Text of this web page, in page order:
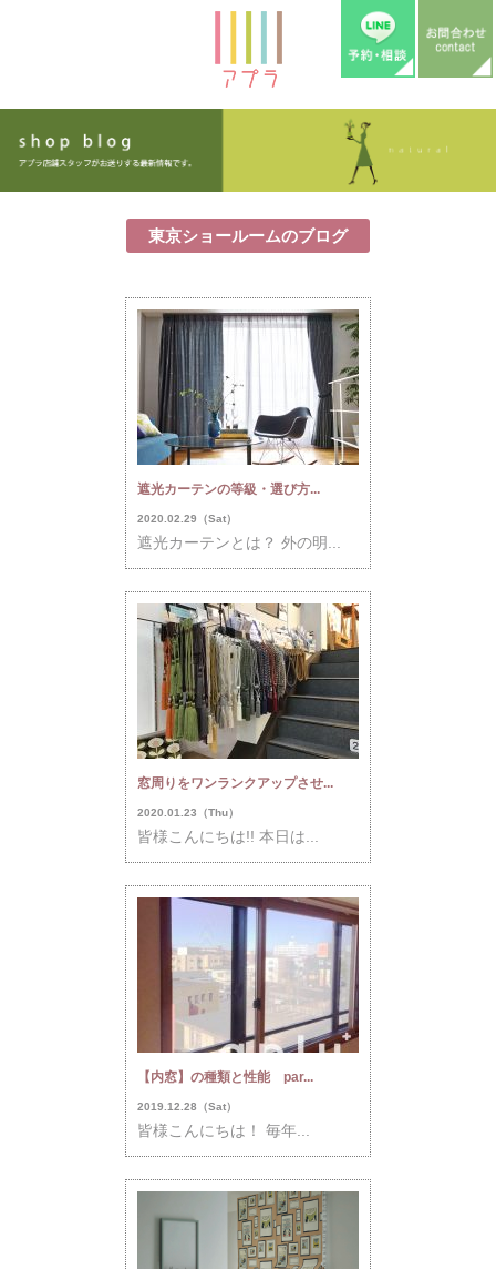
東京ショールームのブログ
遮光カーテンの等級・選び方...
2020.02.29（Sat）
遮光カーテンとは？ 外の明...
窓周りをワンランクアップさせ...
2020.01.23（Thu）
皆様こんにちは!! 本日は...
【内窓】の種類と性能 par...
2019.12.28（Sat）
皆様こんにちは！ 毎年...